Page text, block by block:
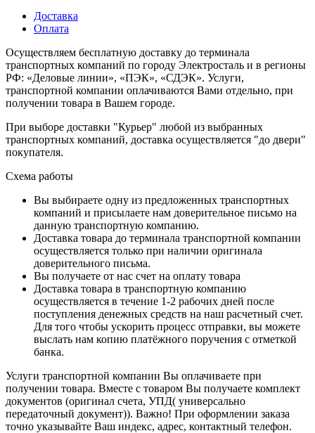
Доставка
Оплата
Осуществляем бесплатную доставку до терминала
транспортных компаний по городу Электросталь и в регионы
РФ: «Деловые линии», «ПЭК», «СДЭК». Услуги,
транспортной компании оплачиваются Вами отдельно, при
получении товара в Вашем городе.
При выборе доставки "Курьер" любой из выбранных
транспортных компаний, доставка осуществляется "до двери"
покупателя.
Схема работы
Вы выбираете одну из предложенных транспортных
компаний и присылаете нам доверительное письмо на
данную транспортную компанию.
Доставка товара до терминала транспортной компании
осуществляется только при наличии оригинала
доверительного письма.
Вы получаете от нас счет на оплату товара
Доставка товара в транспортную компанию
осуществляется в течение 1-2 рабочих дней после
поступления денежных средств на наш расчетный счет.
Для того чтобы ускорить процесс отправки, вы можете
выслать нам копию платёжного поручения с отметкой
банка.
Услуги транспортной компании Вы оплачиваете при
получении товара. Вместе с товаром Вы получаете комплект
документов (оригинал счета, УПД( универсально
передаточный документ)). Важно! При оформлении заказа
точно указывайте Ваш индекс, адрес, контактный телефон.